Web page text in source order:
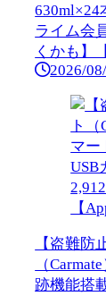
630ml×24
ライム会
くかも】
2026/
【盗難防
（
跡機能搭